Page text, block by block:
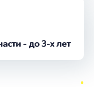
- до 3-х лет